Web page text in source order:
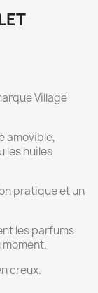
Village
amovible,
les huiles
pratique et un
les parfums
moment.
creux.